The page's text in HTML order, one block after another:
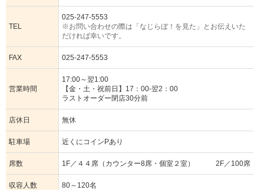
TEL
025-247-5553
※お問い合わせの際は「なじらぼ！を見た」とお伝えいた
だければ幸いです。
FAX 025-247-5553
営業時間
17:00～翌1:00
【金・土・祝前日】17：00-翌2：00
ラストオーダー閉店30分前
店休日 無休
駐車場 近くにコインPあり
席数 1F／４４席（カウンター8席・個室２室） 2F／100席
収容人数 80～120名